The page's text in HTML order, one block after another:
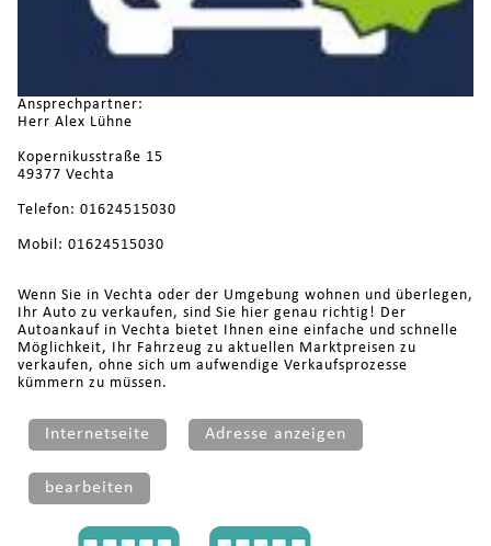
Ansprechpartner:
Herr Alex Lühne
Kopernikusstraße 15
49377 Vechta
Telefon: 01624515030
Mobil: 01624515030
Wenn Sie in Vechta oder der Umgebung wohnen und überlegen,
Ihr Auto zu verkaufen, sind Sie hier genau richtig! Der
Autoankauf in Vechta bietet Ihnen eine einfache und schnelle
Möglichkeit, Ihr Fahrzeug zu aktuellen Marktpreisen zu
verkaufen, ohne sich um aufwendige Verkaufsprozesse
kümmern zu müssen.
Internetseite Adresse anzeigen
bearbeiten